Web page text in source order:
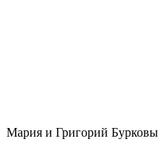
Мария и Григорий Бурковы